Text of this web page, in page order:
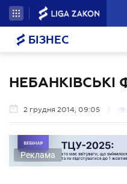
БІЗНЕС
НЕБАНКІВСЬКІ
2 грудня 2014, 09:05
Реклама